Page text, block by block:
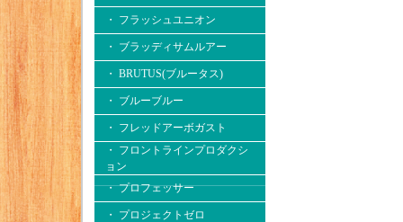
・ フラッシュユニオン
・ ブラッディサムルアー
・ BRUTUS(ブルータス)
・ ブルーブルー
・ フレッドアーボガスト
・ フロントラインプロダクシ
ョン
・ プロフェッサー
・ プロジェクトゼロ